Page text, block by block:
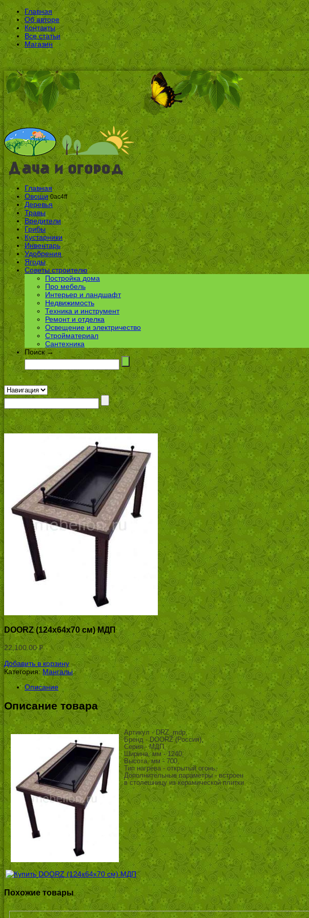
Главная
Об авторе
Контакты
Все статьи
Магазин
Главная
Овощи 0ac4ff
Деревья
Травы
Вредители
Грибы
Кустарники
Инвентарь
Удобрения
Ягоды
Советы строителю
Постройка дома
Про мебель
Интерьер и ландшафт
Недвижимость
Техника и инструмент
Ремонт и отделка
Освещение и электричество
Стройматериал
Сантехника
Поиск →
DOORZ (124x64x70 см) МДП
22,100.00Р
УБ.
Добавить в корзину
Категория: Мангалы.
Описание
Описание товара
Артикул - DRZ_mdp,
Бренд - DOORZ (Россия),
Серия - МДП,
Ширина, мм - 1240,
Высота, мм - 700,
Тип нагрева - открытый огонь,
Дополнительные параметры - встроен
в столешницу из керамической плитки
Похожие товары